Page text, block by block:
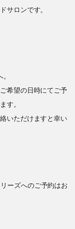
サロンです。
希望の日時にてご予
す。
いただけますと幸い